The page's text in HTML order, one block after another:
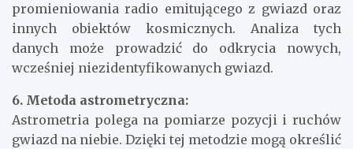
promieniowania radio emitującego z gwiazd oraz
innych obiektów kosmicznych. Analiza tych
danych może prowadzić do odkrycia nowych,
wcześniej niezidentyfikowanych gwiazd.
6. Metoda astrometryczna:
Astrometria polega na pomiarze pozycji i ruchów
gwiazd na niebie. Dzięki tej metodzie mogą określić